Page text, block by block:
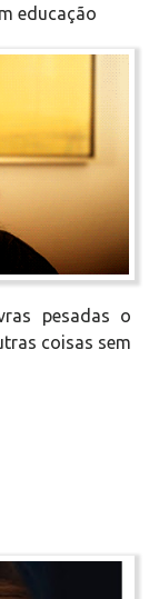
educação
pesadas o
coisas sem